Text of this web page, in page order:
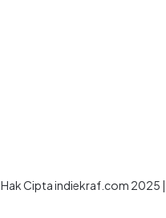
Hak Cipta indiekraf.com 2025 |